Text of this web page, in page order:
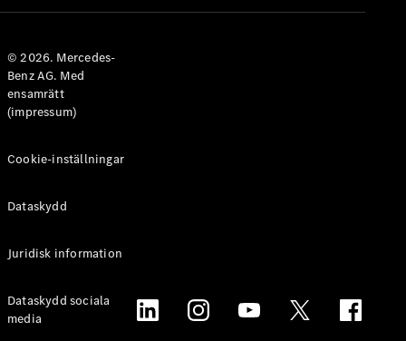
Alla
/ Camping
van
V-Klass
© 2026. Mercedes-
Benz AG. Med
ensamrätt
(impressum)
Cookie-inställningar
Dataskydd
Juridisk information
Dataskydd sociala
media